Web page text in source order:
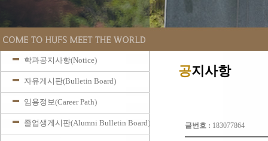
학과공지사항(Notice)
자유게시판(Bulletin Board)
임용정보(Career Path)
졸업생게시판(Alumni Bulletin Board)
공지사항
글번호 : 183077864